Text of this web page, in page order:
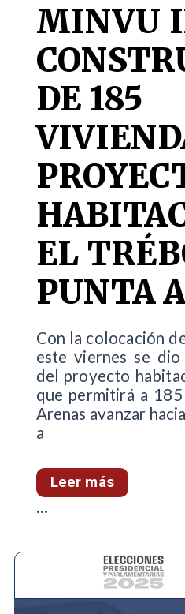
MINVU
DE 185
EL
PUNTA
Con la colocación
este viernes se
del proyecto
que permitirá a
Arenas avanzar
a
Leer más
...